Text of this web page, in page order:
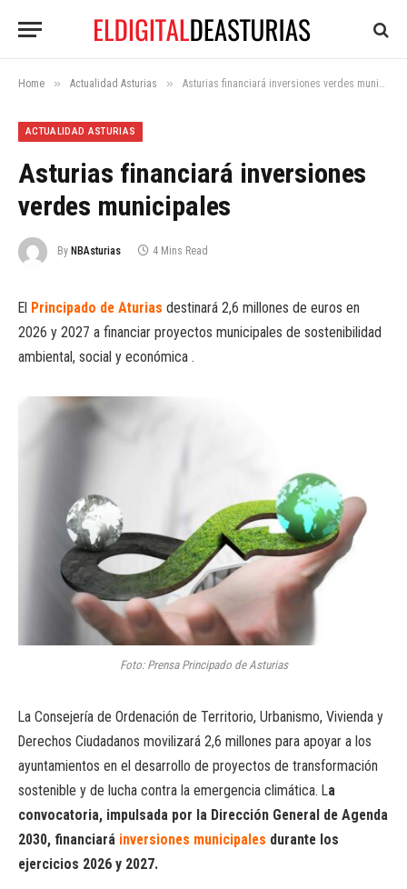
Home » Actualidad Asturias » Asturias financiará inversiones verdes municipales
ACTUALIDAD ASTURIAS
Asturias financiará inversiones
verdes municipales
By NBAsturias 4 Mins Read
El Principado de Aturias destinará 2,6 millones de euros en
2026 y 2027 a financiar proyectos municipales de sostenibilidad
ambiental, social y económica .
Foto: Prensa Principado de Asturias
La Consejería de Ordenación de Territorio, Urbanismo, Vivienda y
Derechos Ciudadanos movilizará 2,6 millones para apoyar a los
ayuntamientos en el desarrollo de proyectos de transformación
sostenible y de lucha contra la emergencia climática. La
convocatoria, impulsada por la Dirección General de Agenda
2030, financiará inversiones municipales durante los
ejercicios 2026 y 2027.